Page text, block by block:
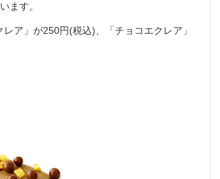
ます。
ア」が250円(税込)、「チョコエクレア」